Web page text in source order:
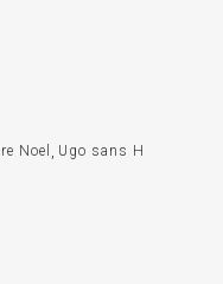
Noel Ugo sans H